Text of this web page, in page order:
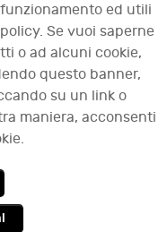
sulle crisi
riservati.
ed utili
Se vuoi saperne
o ad alcuni cookie,
questo banner,
su un link o
maniera, acconsenti